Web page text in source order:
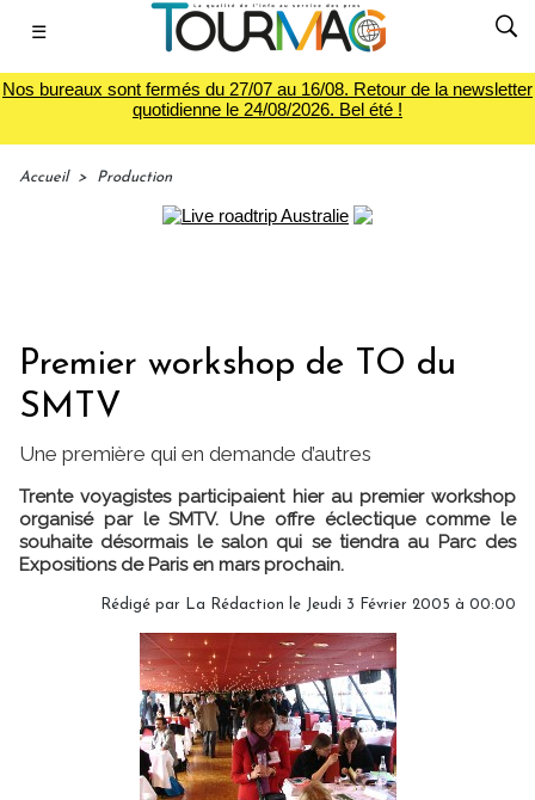
☰
Nos bureaux sont fermés du 27/07 au 16/08. Retour de la newsletter
quotidienne le 24/08/2026. Bel été !
Accueil > Production
Premier workshop de TO du
SMTV
Une première qui en demande d’autres
Trente voyagistes participaient hier au premier workshop
organisé par le SMTV. Une offre éclectique comme le
souhaite désormais le salon qui se tiendra au Parc des
Expositions de Paris en mars prochain.
Rédigé par La Rédaction le Jeudi 3 Février 2005 à 00:00